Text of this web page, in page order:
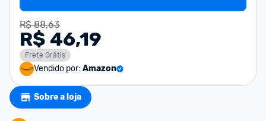
R$ 88,63
R$ 46,19
Frete Grátis
Vendido por: Amazon
Sobre a loja